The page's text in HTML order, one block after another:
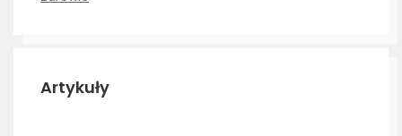
Artykuły